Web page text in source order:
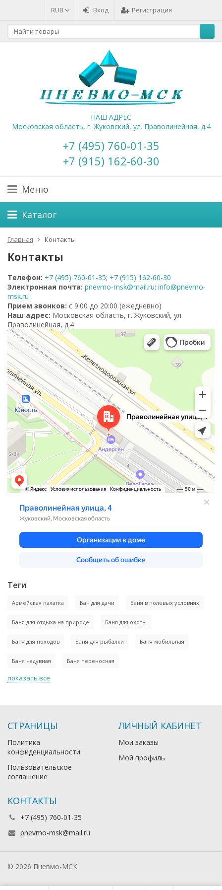
RUB Вход Регистрация
НАШ АДРЕС
Московская область, г. Жуковский, ул. Праволинейная, д.4
+7 (495) 760-01-35
+7 (915) 162-60-30
Меню
Каталог
Главная Контакты
Контакты
Телефон: +7 (495) 760-01-35; +7 (915) 162-60-30
Электронная почта: pnevmo-msk@mail.ru; info@pnevmo-
msk.ru
Прием звонков: с 9:00 до 20:00 (ежедневно)
Наш адрес: Московская область, г. Жуковский, ул.
Праволинейная, д.4
Теги
Армейская палатка Бан для дачи Баня в полевых условиях
Баня для отдыха на природе Баня для охоты
Баня для походов Баня для рыбалки Баня мобильная
Баня надувная Баня переносная
показать все
СТРАНИЦЫ
Политика
конфиденциальности
Пользовательское
соглашение
ЛИЧНЫЙ КАБИНЕТ
Мои заказы
Мой профиль
КОНТАКТЫ
+7 (495) 760-01-35
pnevmo-msk@mail.ru
© 2026 Пневмо-МСК